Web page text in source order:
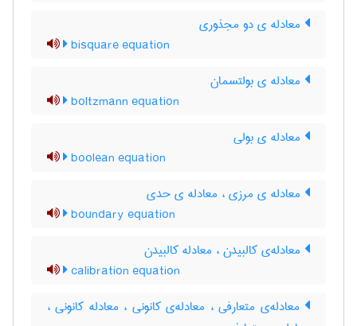
معادله ی دو مجذوری
bisquare equation
معادله ی بولتسمان
boltzmann equation
معادله ی بولی
boolean equation
معادله ی مرزی ، معادله ی حدی
boundary equation
معادله‌ی کالبیدن ، معادله کالبیدن
calibration equation
معادله‌ی متعارفی ، معادله‌ی کانونی ، معادله کانونی ،